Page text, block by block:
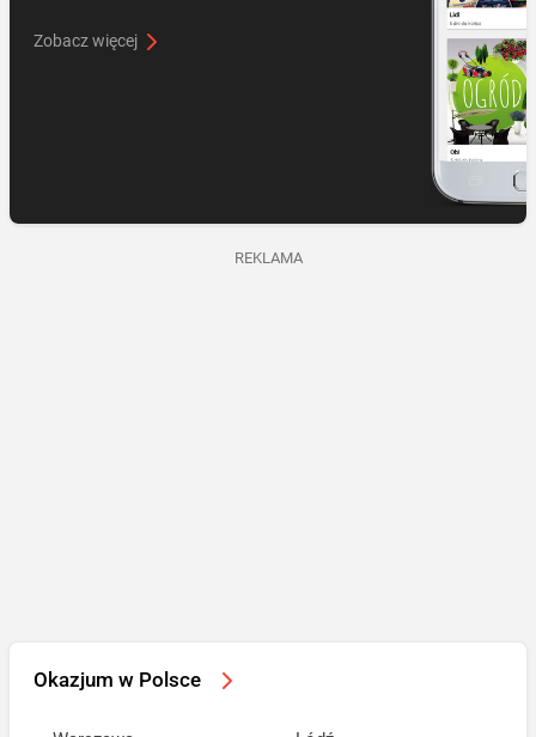
Zobacz więcej
REKLAMA
Okazjum w Polsce